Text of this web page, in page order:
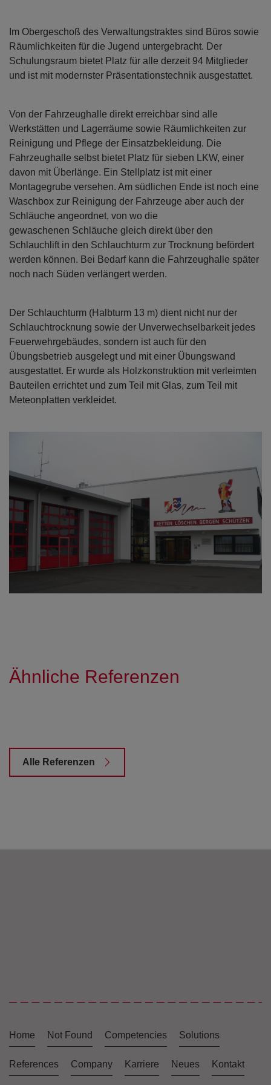
Im Obergeschoß des Verwaltungstraktes sind Büros sowie
Räumlichkeiten für die Jugend untergebracht. Der
Schulungsraum bietet Platz für alle derzeit 94 Mitglieder
und ist mit modernster Präsentationstechnik ausgestattet.
Von der Fahrzeughalle direkt erreichbar sind alle
Werkstätten und Lagerräume sowie Räumlichkeiten zur
Reinigung und Pflege der Einsatzbekleidung. Die
Fahrzeughalle selbst bietet Platz für sieben LKW, einer
davon mit Überlänge. Ein Stellplatz ist mit einer
Montagegrube versehen. Am südlichen Ende ist noch eine
Waschbox zur Reinigung der Fahrzeuge aber auch der
Schläuche angeordnet, von wo die
gewaschenen Schläuche gleich direkt über den
Schlauchlift in den Schlauchturm zur Trocknung befördert
werden können. Bei Bedarf kann die Fahrzeughalle später
noch nach Süden verlängert werden.
Der Schlauchturm (Halbturm 13 m) dient nicht nur der
Schlauchtrocknung sowie der Unverwechselbarkeit jedes
Feuerwehrgebäudes, sondern ist auch für den
Übungsbetrieb ausgelegt und mit einer Übungswand
ausgestattet. Er wurde als Holzkonstruktion mit verleimten
Bauteilen errichtet und zum Teil mit Glas, zum Teil mit
Meteonplatten verkleidet.
Ähnliche Referenzen
Alle Referenzen
Home Not Found Competencies Solutions
References Company Karriere Neues Kontakt